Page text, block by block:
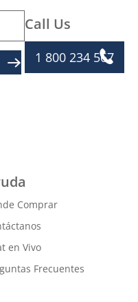
Comprar
en Vivo
Frecuentes
Call Us
1 800 234 567